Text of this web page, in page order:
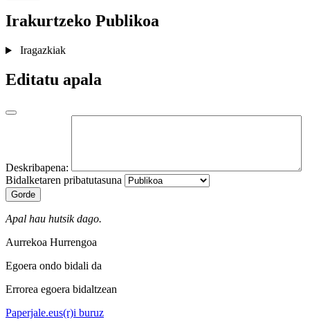
Irakurtzeko Publikoa
Iragazkiak
Editatu apala
Deskribapena:
Bidalketaren pribatutasuna
Gorde
Apal hau hutsik dago.
Aurrekoa Hurrengoa
Egoera ondo bidali da
Errorea egoera bidaltzean
Paperjale.eus(r)i buruz